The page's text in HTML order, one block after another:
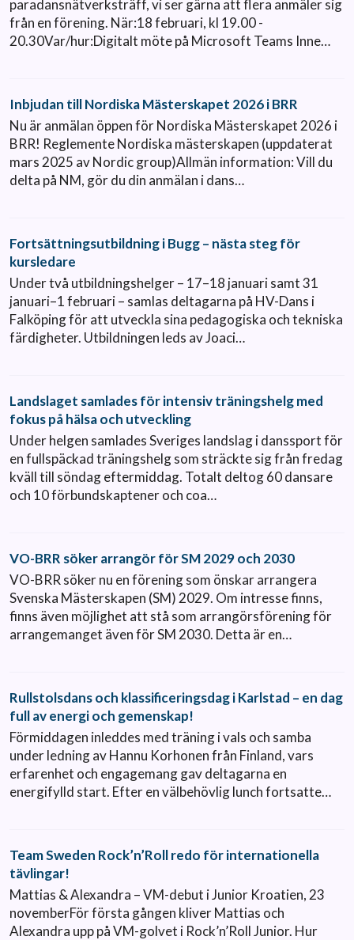
paradansnätverksträff, vi ser gärna att flera anmäler sig
från en förening. När:18 februari, kl 19.00 -
20.30Var/hur:Digitalt möte på Microsoft Teams Inne…
Inbjudan till Nordiska Mästerskapet 2026 i BRR
Nu är anmälan öppen för Nordiska Mästerskapet 2026 i
BRR! Reglemente Nordiska mästerskapen (uppdaterat
mars 2025 av Nordic group)Allmän information: Vill du
delta på NM, gör du din anmälan i dans…
Fortsättningsutbildning i Bugg – nästa steg för
kursledare
Under två utbildningshelger – 17–18 januari samt 31
januari–1 februari – samlas deltagarna på HV-Dans i
Falköping för att utveckla sina pedagogiska och tekniska
färdigheter. Utbildningen leds av Joaci…
Landslaget samlades för intensiv träningshelg med
fokus på hälsa och utveckling
Under helgen samlades Sveriges landslag i danssport för
en fullspäckad träningshelg som sträckte sig från fredag
kväll till söndag eftermiddag. Totalt deltog 60 dansare
och 10 förbundskaptener och coa…
VO-BRR söker arrangör för SM 2029 och 2030
VO-BRR söker nu en förening som önskar arrangera
Svenska Mästerskapen (SM) 2029. Om intresse finns,
finns även möjlighet att stå som arrangörsförening för
arrangemanget även för SM 2030. Detta är en…
Rullstolsdans och klassificeringsdag i Karlstad – en dag
full av energi och gemenskap!
Förmiddagen inleddes med träning i vals och samba
under ledning av Hannu Korhonen från Finland, vars
erfarenhet och engagemang gav deltagarna en
energifylld start. Efter en välbehövlig lunch fortsatte…
Team Sweden Rock’n’Roll redo för internationella
tävlingar!
Mattias & Alexandra – VM-debut i Junior Kroatien, 23
novemberFör första gången kliver Mattias och
Alexandra upp på VM-golvet i Rock’n’Roll Junior. Hur